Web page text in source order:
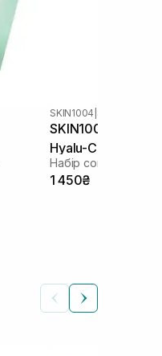
SKIN1004
SKIN1004
Hyalu-Cica Water-
1 450₴